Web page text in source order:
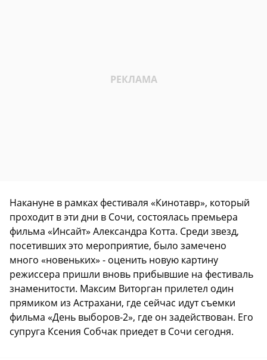
Накануне в рамках фестиваля «Кинотавр», который
проходит в эти дни в Сочи, состоялась премьера
фильма «Инсайт» Александра Котта. Среди звезд,
посетивших это мероприятие, было замечено
много «новеньких» - оценить новую картину
режиссера пришли вновь прибывшие на фестиваль
знаменитости. Максим Виторган прилетел один
прямиком из Астрахани, где сейчас идут съемки
фильма «День выборов-2», где он задействован. Его
супруга Ксения Собчак приедет в Сочи сегодня.